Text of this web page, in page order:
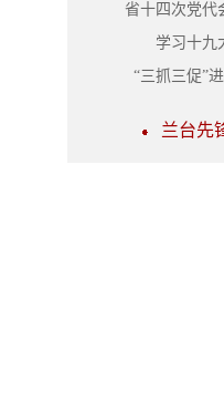
省十四次党代
学习十九
“三抓三促”
兰台先